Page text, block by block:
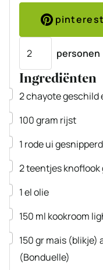
pinterest
personen
Ingrediënten
▢
2chayotegeschild
▢
100gram rijst
▢
1 rode uigesnipperd
▢
2teentjesknoflook
▢
1elolie
▢
150 ml kookroom
▢
150grmais (blikje)
(Bonduelle)